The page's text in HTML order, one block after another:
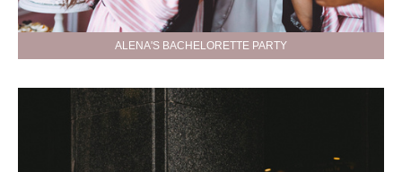
ALENA'S BACHELORETTE PARTY